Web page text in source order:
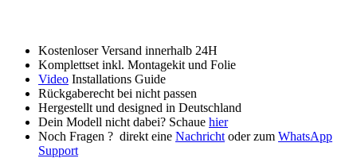
Kostenloser Versand innerhalb 24H
Komplettset inkl. Montagekit und Folie
Video Installations Guide
Rückgaberecht bei nicht passen
Hergestellt und designed in Deutschland
Dein Modell nicht dabei? Schaue hier
Noch Fragen ? direkt eine Nachricht oder zum WhatsApp
Support